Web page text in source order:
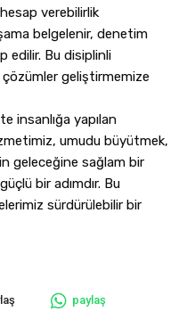
verebilirlik
belgelenir, denetim
edilir. Bu disiplinli
çözümler geliştirmemize
insanlığa yapılan
umudu büyütmek,
geleceğine sağlam bir
bir adımdır. Bu
sürdürülebilir bir
paylaş